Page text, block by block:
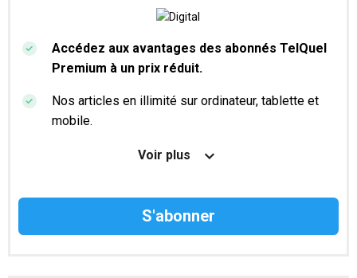
Accédez aux avantages des abonnés TelQuel
Premium à un prix réduit.
Nos articles en illimité sur ordinateur, tablette et
mobile.
Le magazine TelQuel en numérique avant la sortie
Des informations confidentielles résérvées aux
Voir plus